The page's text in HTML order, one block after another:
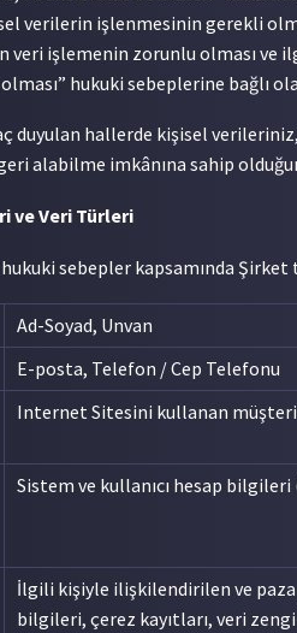
verilerin işlenmesinin gerekli
veri işlemenin zorunlu olması
hukuki sebeplerine bağlı
duyulan hallerde kişisel
alabilme imkânına sahip
ve Veri Türleri
sebepler kapsamında
Ad-Soyad, Unvan
E-posta, Telefon / Cep Telefonu
Internet Sitesini kullanan
Sistem ve kullanıcı hesap
İlgili kişiyle ilişkilendirilen ve
bilgileri, çerez kayıtları, veri